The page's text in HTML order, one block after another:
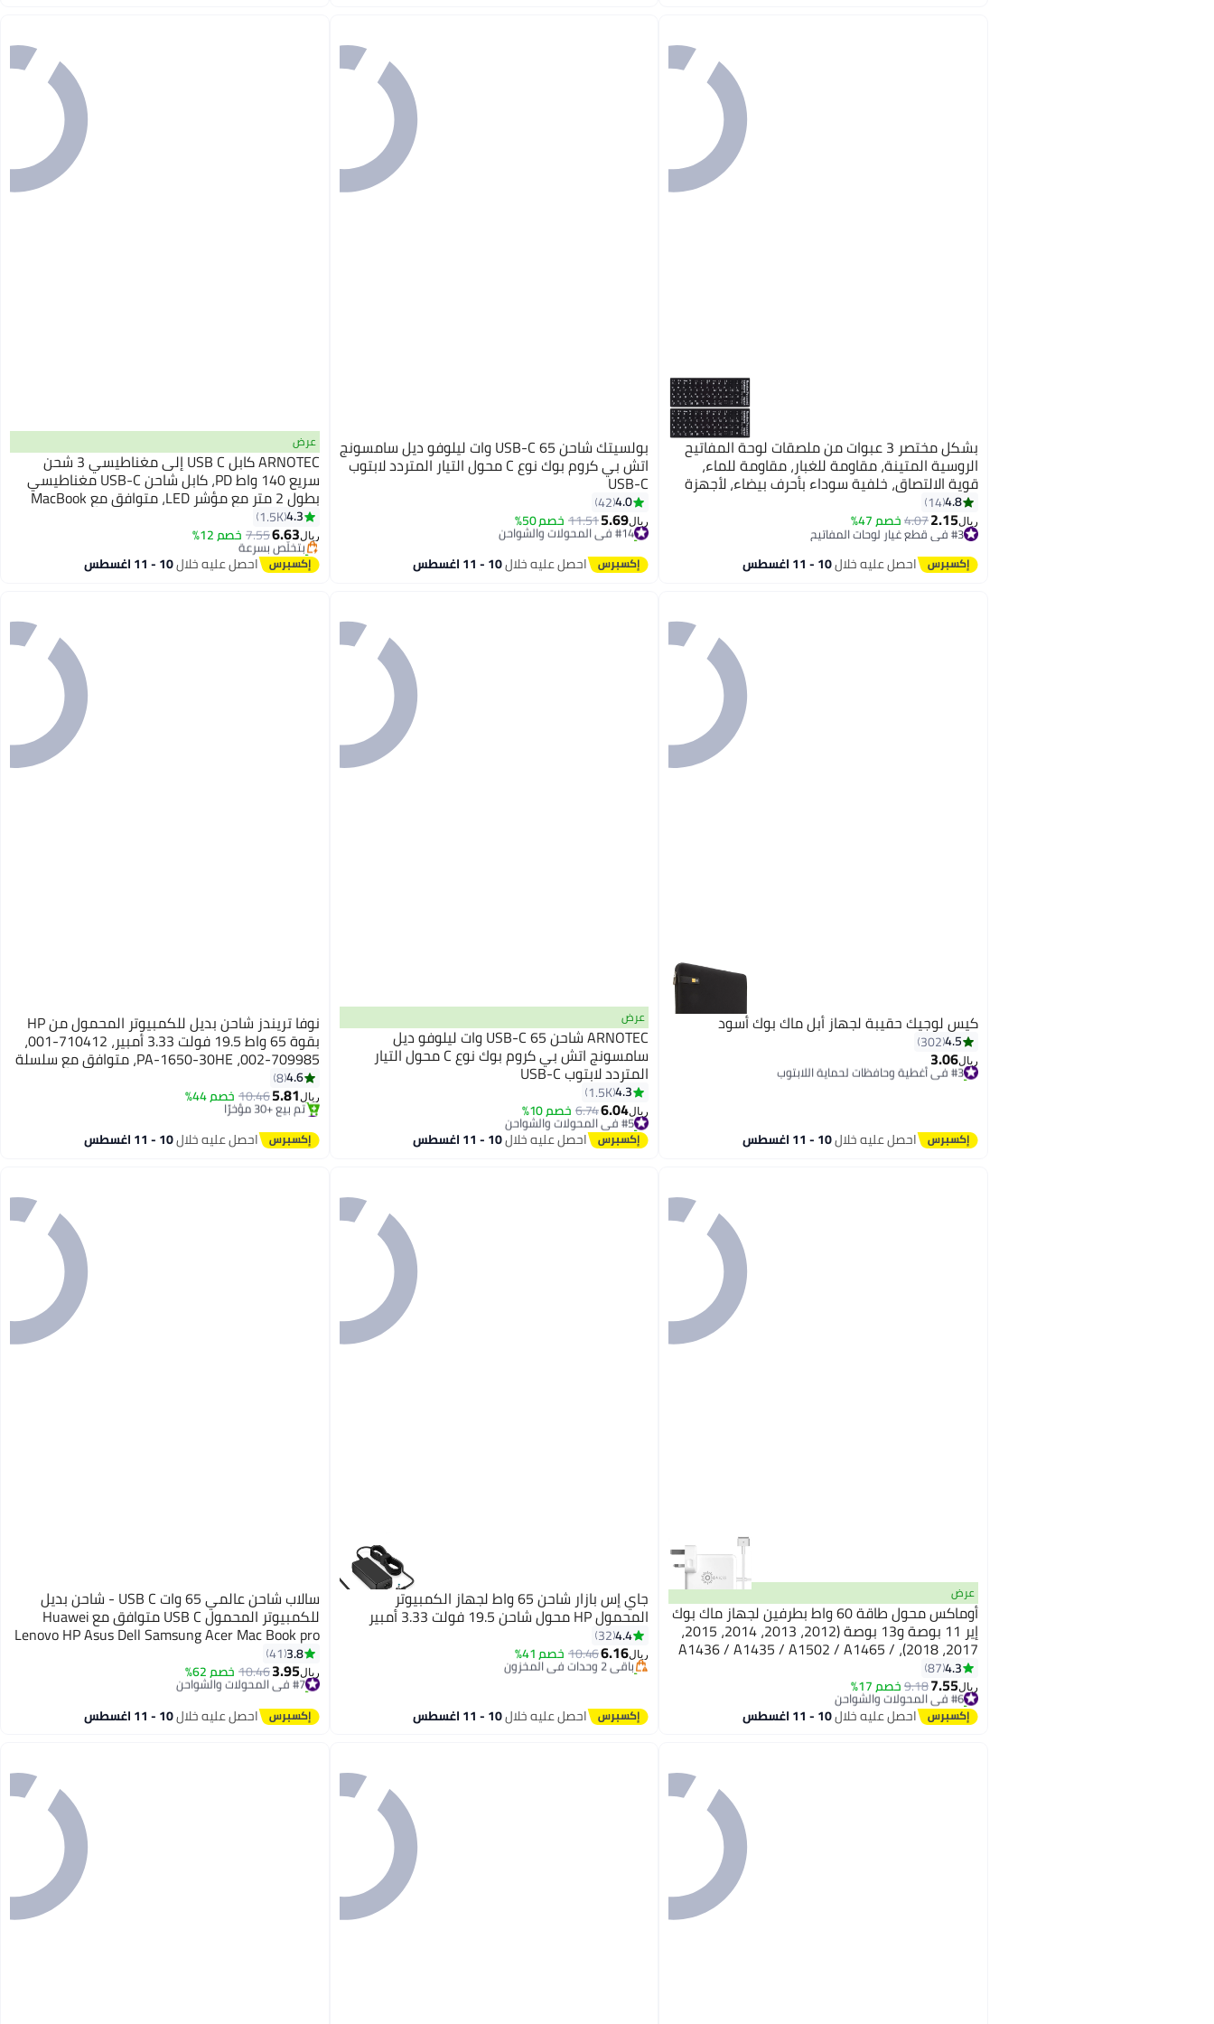
بشكل مختصر 3 عبوات من ملصقات لوحة المفاتيح
الروسية المتينة، مقاومة للغبار، مقاومة للماء،
قوية الالتصاق، خلفية سوداء بأحرف بيضاء، لأجهزة
الكمبيوتر المحمول وأجهزة الكمبيوتر المكتبية
(روسي-أسود)
4.8
14
ريال2.15
4.07خصم 47%
#3 في قطع غيار لوحات المفاتيح
احصل عليه خلال10 - 11 اغسطس
بولسيتك شاحن USB-C 65 وات ليلوفو ديل سامسونج
اتش بي كروم بوك نوع C محول التيار المتردد لابتوب
USB-C
4.0
42
ريال5.69
11.51خصم 50% #14 في المحولات والشواحن
تم بيع +50 مؤخرًا
#14 في المحولات والشواحن
احصل عليه خلال10 - 11 اغسطس
عرض
ARNOTEC كابل USB C إلى مغناطيسي 3 شحن
سريع 140 واط PD، كابل شاحن USB-C مغناطيسي
بطول 2 متر مع مؤشر LED، متوافق مع MacBook
Pro M1/M2/M3/M4 (14"/16"), MacBook Air
(13"/15") 2021-2025
4.3
1.5K
ريال6.63
7.55خصم 12%
#3 في المحولات والشواحن
أقل سعر في 30 يوم
بتخلّص بسرعة
تم بيع +90 مؤخرًا
#3 في المحولات والشواحن احصل عليه خلال10 - 11 اغسطس
كيس لوجيك حقيبة لجهاز أبل ماك بوك أسود
4.5
302
ريال3.06#3 في أغطية وحافظات لحماية اللابتوب
تم بيع +60 مؤخرًا
احصل عليه خلال10 - 11 اغسطس
عرض
ARNOTEC شاحن USB-C 65 وات ليلوفو ديل
سامسونج اتش بي كروم بوك نوع C محول التيار
المتردد لابتوب USB-C
4.3
1.5K
ريال6.04
6.74خصم 10% #5 في المحولات والشواحن
تم بيع +40 مؤخرًا
#5 في المحولات والشواحن احصل عليه خلال10 - 11 اغسطس
نوفا تريندز شاحن بديل للكمبيوتر المحمول من HP
بقوة 65 واط 19.5 فولت 3.33 أمبير، 710412-001،
709985-002، PA-1650-30HE، متوافق مع سلسلة
أجهزة الكمبيوتر المحمولة HP 250 255 G2 G3 G4
وأجهزة
4.6
8
ريال5.81
10.46 خصم 44%
#9 في المحولات والشواحن
أقل سعر في 30 يوم
تم بيع +30 مؤخرًا
#9 في المحولات والشواحن
احصل عليه خلال10 - 11 اغسطس
عرض
أوماكس محول طاقة 60 واط بطرفين لجهاز ماك بوك
إير 11 بوصة و13 بوصة (2012، 2013، 2014، 2015،
2017، 2018)، A1436 / A1435 / A1502 / A1465 /
A1466، 60 واط / 45 واط
4.3
87
ريال7.55
9.18خصم 17% #6 في المحولات والشواحن
تم بيع +70 مؤخرًا
#6 في المحولات والشواحن احصل عليه خلال10 - 11 اغسطس
جاي إس بازار شاحن 65 واط لجهاز الكمبيوتر
المحمول HP محول شاحن 19.5 فولت 3.33 أمبير
4.4
32
ريال6.16
10.46خصم 41% باقي 2 وحدات في المخزون
تم بيع +60 مؤخرًا
باقي 2 وحدات في المخزون
احصل عليه خلال10 - 11 اغسطس
سالاب شاحن عالمي 65 وات USB C - شاحن بديل
للكمبيوتر المحمول USB C متوافق مع Huawei
Lenovo HP Asus Dell Samsung Acer Mac Book pro
وجميع أجهزة الكمبيوتر أو الهواتف الذكية، سلك
محول طاقة تيار متردد سريع من النوع C
3.8
41
ريال3.95
10.46 خصم 62% #7 في المحولات والشواحن
تم بيع +70 مؤخرًا
احصل عليه خلال10 - 11 اغسطس